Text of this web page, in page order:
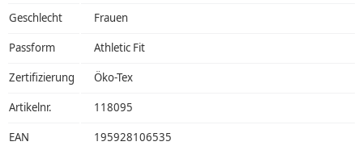
Geschlecht Frauen
Passform Athletic Fit
Zertifizierung Öko-Tex
Artikelnr. 118095
EAN 195928106535